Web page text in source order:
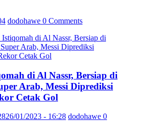
dodohawe 0 Comments
di Al Nassr, Bersiap di
Arab, Messi Diprediksi
Cetak Gol
26/01/2023 - 16:28 dodohawe 0